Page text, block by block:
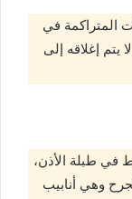
المتراكمة في
يتم إغلاقه إلى
في طبلة الأذن،
وهي أنابيب